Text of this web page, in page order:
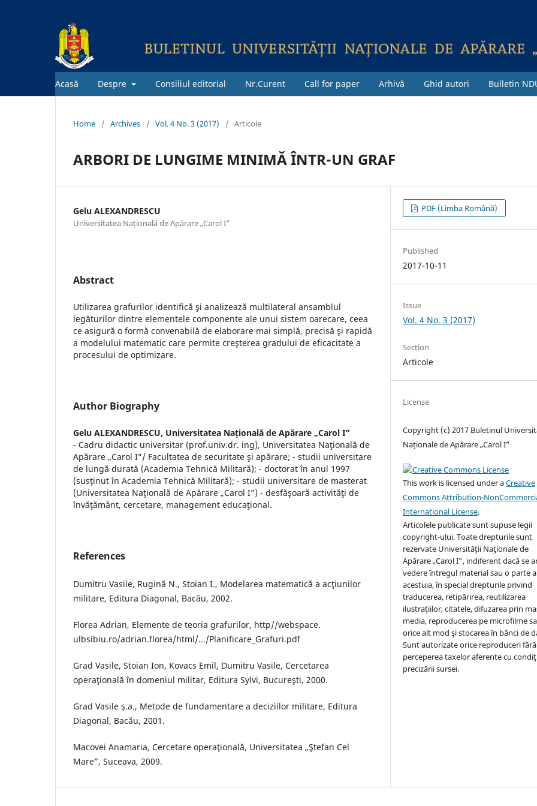
Acasă Despre Consiliul editorial Nr.Curent Call for paper Arhivă Ghid autori Bulletin
Home / Archives / Vol. 4 No. 3 (2017) / Articole
ARBORI DE LUNGIME MINIMĂ ÎNTR-UN GRAF
Gelu ALEXANDRESCU
Universitatea Națională de Apărare „Carol I”
Abstract
Utilizarea grafurilor identifică şi analizează multilateral ansamblul
legăturilor dintre elementele componente ale unui sistem oarecare, ceea
ce asigură o formă convenabilă de elaborare mai simplă, precisă şi rapidă
a modelului matematic care permite creşterea gradului de eficacitate a
procesului de optimizare.
Author Biography
Gelu ALEXANDRESCU, Universitatea Națională de Apărare „Carol I”
- Cadru didactic universitar (prof.univ.dr. ing), Universitatea Naţională de
Apărare „Carol I”/ Facultatea de securitate şi apărare; - studii universitare
de lungă durată (Academia Tehnică Militară); - doctorat în anul 1997
(susţinut în Academia Tehnică Militară); - studii universitare de masterat
(Universitatea Naţională de Apărare „Carol I”) - desfăşoară activităţi de
învăţământ, cercetare, management educaţional.
References
Dumitru Vasile, Rugină N., Stoian I., Modelarea matematică a acţiunilor
militare, Editura Diagonal, Bacău, 2002.
Florea Adrian, Elemente de teoria grafurilor, http//webspace.
ulbsibiu.ro/adrian.florea/html/.../Planificare_Grafuri.pdf
Grad Vasile, Stoian Ion, Kovacs Emil, Dumitru Vasile, Cercetarea
operaţională în domeniul militar, Editura Sylvi, Bucureşti, 2000.
Grad Vasile ş.a., Metode de fundamentare a deciziilor militare, Editura
Diagonal, Bacău, 2001.
Macovei Anamaria, Cercetare operaţională, Universitatea „Ştefan Cel
Mare”, Suceava, 2009.
PDF (Limba Română)
Published
2017-10-11
Issue
Vol. 4 No. 3 (2017)
Section
Articole
License
Copyright (c) 2017 Buletinul
Naționale de Apărare „Carol I”
This work is licensed under aCreative
Commons Attribution-
International License.
Articolele publicate sunt supuse legii
copyright-ului. Toate drepturile sunt
rezervate Universităţii Naţionale de
Apărare „Carol I”, indiferent dacă se
vedere întregul material sau o parte a
acestuia, în special drepturile privind
traducerea, retipărirea, reutilizarea
ilustraţiilor, citatele, difuzarea prin
media, reproducerea pe microfilme
orice alt mod şi stocarea în bănci de
Sunt autorizate orice reproduceri fără
perceperea taxelor aferente cu
precizării sursei.